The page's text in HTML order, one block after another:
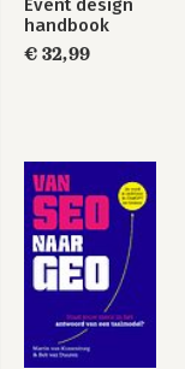
Event design
handbook
€ 32,99